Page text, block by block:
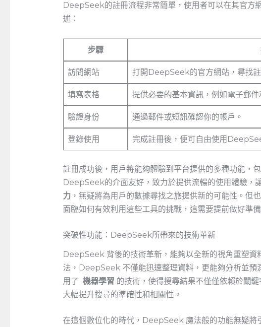
DeepSeek的註冊流程非常簡單，使用者可以在其官方
述：
步驟
訪問網站 打開DeepSeek的官方網站，尋找註
填寫表格 提供必要的基本資訊，例如電子郵件
驗證身份 通過郵件或短訊確認你的帳戶。
登錄使用 完成註冊後，便可自由使用
註冊成功後，用戶將能夠體驗到平台提供的多種功能，
DeepSeek的介面友好，致力於提供流暢的使用體驗，
力 ，無疑將為用戶的數據尋找之旅提供新的可能性。但
面臨如何有效利用這些工具的挑戰，這需要提前做好準備
突破性功能：DeepSeek所帶來的技術革新
DeepSeek 背後的技術革新，能夠以全新的視角重塑資
法，DeepSeek 不僅能迅速整理資料，更能夠分析並預
用了 ⁣ 機器學習 的技術，使得搜尋結果不僅僅依賴於關
大幅提升搜尋的準確性和相關性。
在這個數位化的時代，DeepSeek 魔法般的功能無疑將